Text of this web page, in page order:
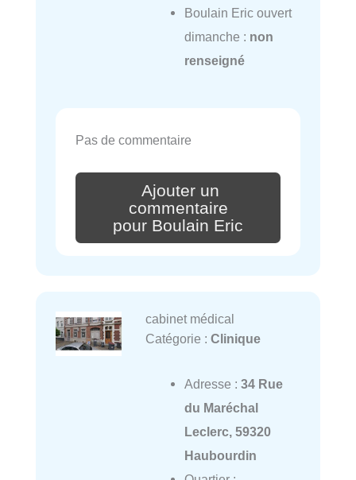
Boulain Eric ouvert
dimanche : non
renseigné
Pas de commentaire
Ajouter un
commentaire
pour Boulain Eric
cabinet médical
Catégorie : Clinique
Adresse : 34 Rue
du Maréchal
Leclerc, 59320
Haubourdin